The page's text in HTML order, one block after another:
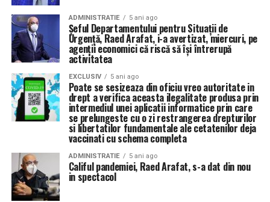
ADMINISTRATIE 5 ani ago
Şeful Departamentului pentru Situaţii de
Urgenţă, Raed Arafat, i-a avertizat, miercuri, pe
agenţii economici că riscă să îşi întrerupă
activitatea
EXCLUSIV 5 ani ago
Poate se sesizeaza din oficiu vreo autoritate in
drept a verifica aceasta ilegalitate produsa prin
intermediul unei aplicatii informatice prin care
se prelungeste cu o zi restrangerea drepturilor
si libertatilor fundamentale ale cetatenilor deja
vaccinati cu schema completa
ADMINISTRATIE 5 ani ago
Califul pandemiei, Raed Arafat, s-a dat din nou
in spectacol